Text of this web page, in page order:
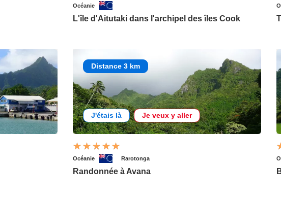
Océanie
L'île d'Aitutaki dans l'archipel des îles Cook
Distance 3 km
J'étais là Je veux y aller
Océanie Rarotonga
Randonnée à Avana